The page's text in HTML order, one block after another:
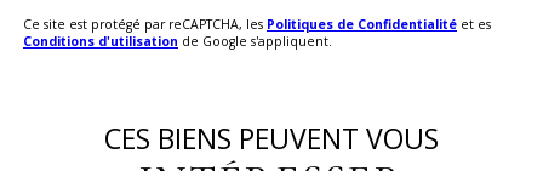
Ce site est protégé par reCAPTCHA, les Politiques de Confidentialité et es
Conditions d'utilisation de Google s'appliquent.
CES BIENS PEUVENT VOUS